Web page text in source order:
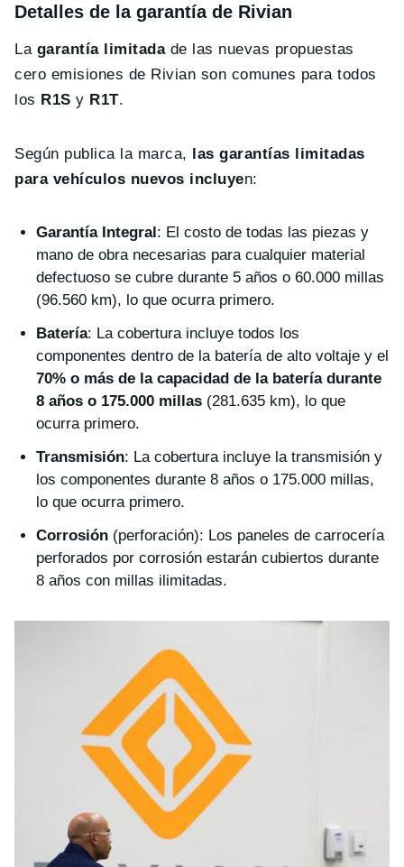
Detalles de la garantía de Rivian
La garantía limitadade las nuevas propuestas
cero emisiones de Rivian son comunes para todos
los R1S y R1T.
Según publica la marca, las garantías limitadas
para vehículos nuevos incluyen:
Garantía Integral: El costo de todas las piezas y
mano de obra necesarias para cualquier material
defectuoso se cubre durante 5 años o 60.000 millas
(96.560 km), lo que ocurra primero.
Batería: La cobertura incluye todos los
componentes dentro de la batería de alto voltaje y el
70% o más de la capacidad de la batería durante
8 años o 175.000 millas (281.635 km), lo que
ocurra primero.
Transmisión: La cobertura incluye la transmisión y
los componentes durante 8 años o 175.000 millas,
lo que ocurra primero.
Corrosión (perforación): Los paneles de carrocería
perforados por corrosión estarán cubiertos durante
8 años con millas ilimitadas.